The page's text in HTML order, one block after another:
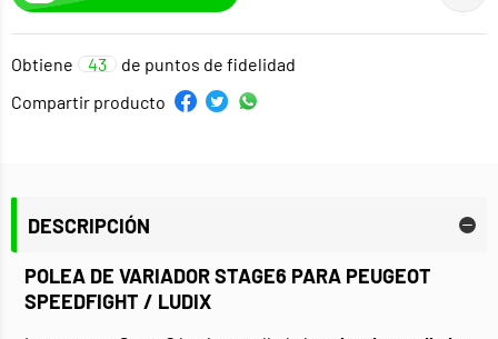
Obtiene 43
de puntos de fidelidad
Compartir producto
DESCRIPCIÓN
POLEA DE VARIADOR STAGE6 PARA PEUGEOT
SPEEDFIGHT / LUDIX